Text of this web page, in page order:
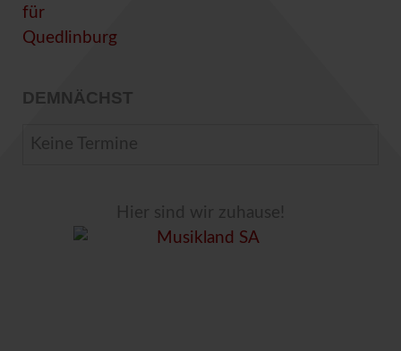
DEMNÄCHST
Keine Termine
Hier sind wir zuhause!